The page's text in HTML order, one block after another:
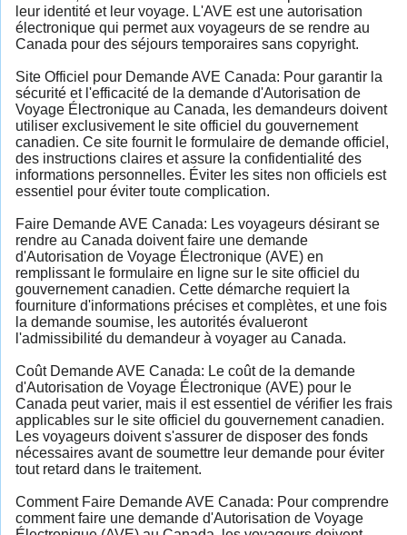
leur identité et leur voyage. L'AVE est une autorisation
électronique qui permet aux voyageurs de se rendre au
Canada pour des séjours temporaires sans copyright.
Site Officiel pour Demande AVE Canada: Pour garantir la
sécurité et l'efficacité de la demande d'Autorisation de
Voyage Électronique au Canada, les demandeurs doivent
utiliser exclusivement le site officiel du gouvernement
canadien. Ce site fournit le formulaire de demande officiel,
des instructions claires et assure la confidentialité des
informations personnelles. Éviter les sites non officiels est
essentiel pour éviter toute complication.
Faire Demande AVE Canada: Les voyageurs désirant se
rendre au Canada doivent faire une demande
d'Autorisation de Voyage Électronique (AVE) en
remplissant le formulaire en ligne sur le site officiel du
gouvernement canadien. Cette démarche requiert la
fourniture d'informations précises et complètes, et une fois
la demande soumise, les autorités évalueront
l'admissibilité du demandeur à voyager au Canada.
Coût Demande AVE Canada: Le coût de la demande
d'Autorisation de Voyage Électronique (AVE) pour le
Canada peut varier, mais il est essentiel de vérifier les frais
applicables sur le site officiel du gouvernement canadien.
Les voyageurs doivent s'assurer de disposer des fonds
nécessaires avant de soumettre leur demande pour éviter
tout retard dans le traitement.
Comment Faire Demande AVE Canada: Pour comprendre
comment faire une demande d'Autorisation de Voyage